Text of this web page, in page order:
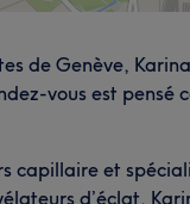
de Genève,
vous est
capillaire et
d’éclat,